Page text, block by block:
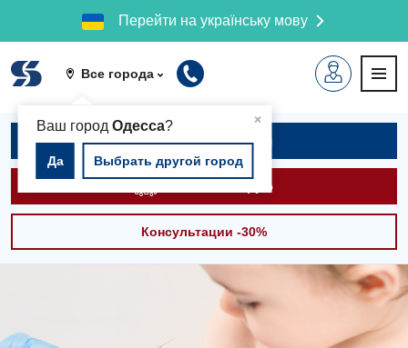
Перейти на українську мову
Все города
×
Ваш город Одесса?
Да Выбрать другой город
Записаться на приём
Вызвать скорую
Консультации -30%